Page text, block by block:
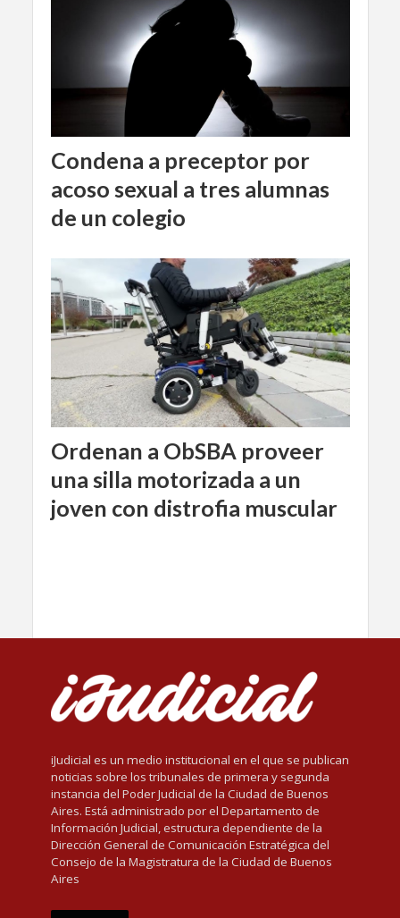
Condena a preceptor por
acoso sexual a tres alumnas
de un colegio
Ordenan a ObSBA proveer
una silla motorizada a un
joven con distrofia muscular
iJudicial es un medio institucional en el que se publican
noticias sobre los tribunales de primera y segunda
instancia del Poder Judicial de la Ciudad de Buenos
Aires. Está administrado por el Departamento de
Información Judicial, estructura dependiente de la
Dirección General de Comunicación Estratégica del
Consejo de la Magistratura de la Ciudad de Buenos
Aires